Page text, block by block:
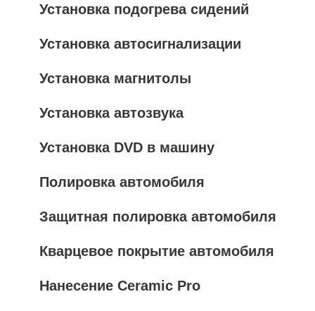
Установка подогрева сидений
Установка автосигнализации
Установка магнитолы
Установка автозвука
Установка DVD в машину
Полировка автомобиля
Защитная полировка автомобиля
Кварцевое покрытие автомобиля
Нанесение Ceramic Pro